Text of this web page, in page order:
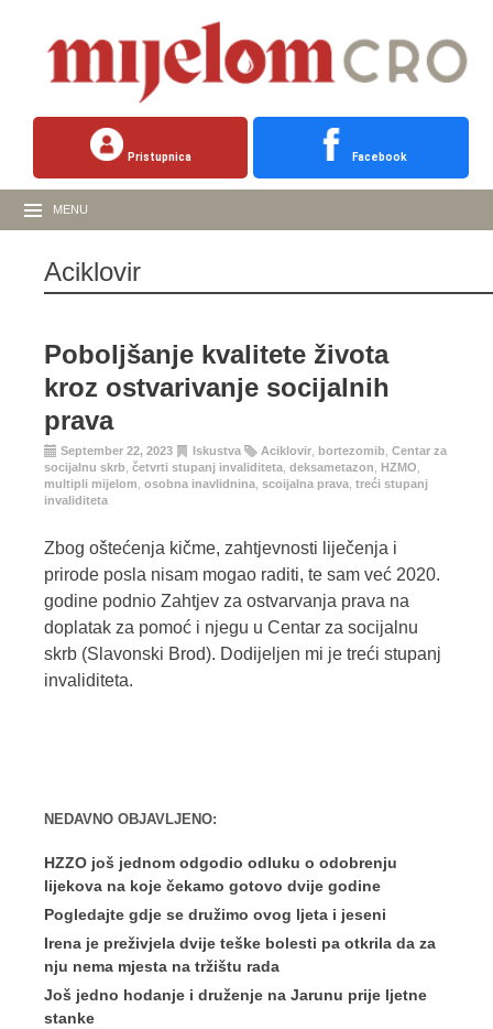
Pristupnica Facebook
MENU
Aciklovir
Poboljšanje kvalitete života
kroz ostvarivanje socijalnih
prava
September 22, 2023 Iskustva Aciklovir bortezomib Centar za
socijalnu skrb četvrti stupanj invaliditeta deksametazon HZMO
multipli mijelom osobna inavlidnina scoijalna prava treći stupanj
invaliditeta
Zbog oštećenja kičme, zahtjevnosti liječenja i
prirode posla nisam mogao raditi, te sam već 2020.
godine podnio Zahtjev za ostvarvanja prava na
doplatak za pomoć i njegu u Centar za socijalnu
skrb (Slavonski Brod). Dodijeljen mi je treći stupanj
invaliditeta.
NEDAVNO OBJAVLJENO:
HZZO još jednom odgodio odluku o odobrenju
lijekova na koje čekamo gotovo dvije godine
Pogledajte gdje se družimo ovog ljeta i jeseni
Irena je preživjela dvije teške bolesti pa otkrila da za
nju nema mjesta na tržištu rada
Još jedno hodanje i druženje na Jarunu prije ljetne
stanke